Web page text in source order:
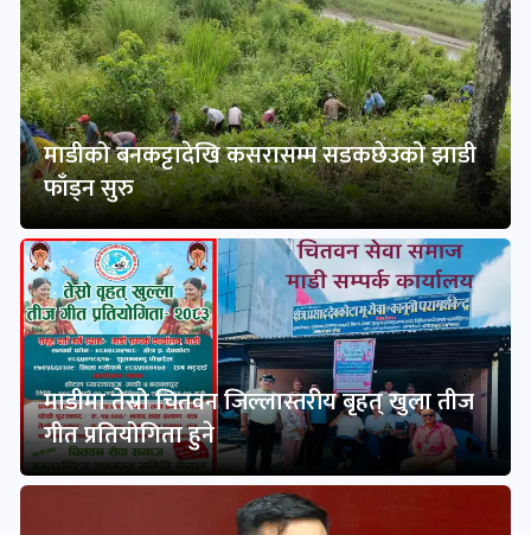
माडीको बनकट्टादेखि कसरासम्म सडकछेउको झाडी
फाँड्न सुरु
माडीमा तेस्रो चितवन जिल्लास्तरीय बृहत् खुला तीज
गीत प्रतियोगिता हुने